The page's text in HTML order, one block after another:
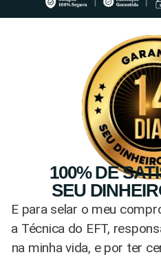
100% DE
SEU
E para selar o meu
a Técnica do EFT,
na minha vida, e por ter